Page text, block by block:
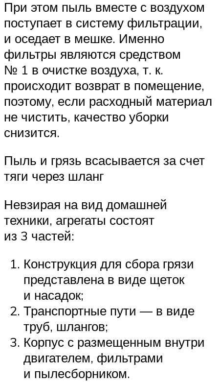
При этом пыль вместе с воздухом
поступает в систему фильтрации,
и оседает в мешке. Именно
фильтры являются средством
№ 1 в очистке воздуха, т. к.
происходит возврат в помещение,
поэтому, если расходный материал
не чистить, качество уборки
снизится.
Пыль и грязь всасывается за счет
тяги через шланг
Невзирая на вид домашней
техники, агрегаты состоят
из 3 частей:
Конструкция для сбора грязи
представлена в виде щеток
и насадок;
Транспортные пути — в виде
труб, шлангов;
Корпус с размещенным внутри
двигателем, фильтрами
и пылесборником.